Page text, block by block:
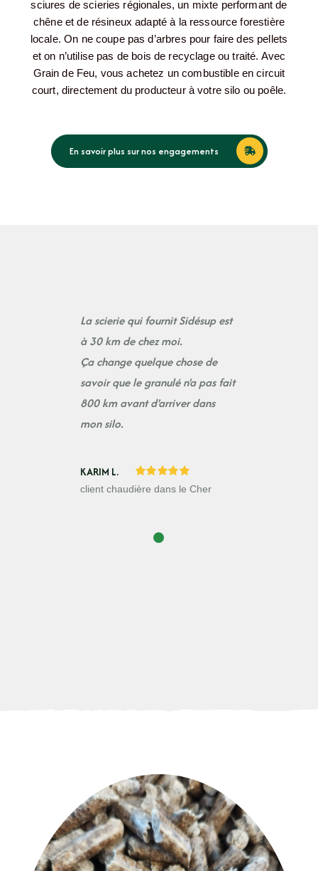
sciures de scieries régionales, un mixte performant de
chêne et de résineux adapté à la ressource forestière
locale. On ne coupe pas d’arbres pour faire des pellets
et on n’utilise pas de bois de recyclage ou traité. Avec
Grain de Feu, vous achetez un combustible en circuit
court, directement du producteur à votre silo ou poêle.
En savoir plus sur nos engagements
La scierie qui fournit Sidésup est
à 30 km de chez moi.
Ça change quelque chose de
savoir que le granulé n'a pas fait
800 km avant d'arriver dans
mon silo.
KARIM L.
client chaudière dans le Cher